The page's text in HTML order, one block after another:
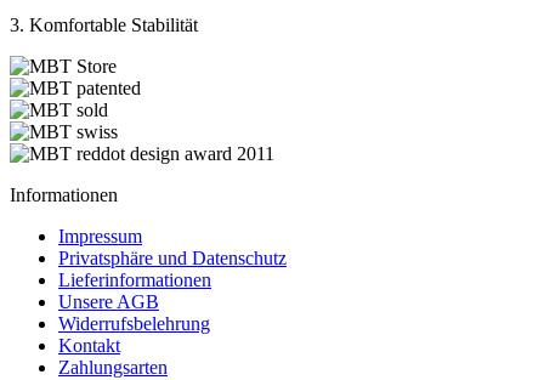
3. Komfortable Stabilität
Informationen
Impressum
Privatsphäre und Datenschutz
Lieferinformationen
Unsere AGB
Widerrufsbelehrung
Kontakt
Zahlungsarten